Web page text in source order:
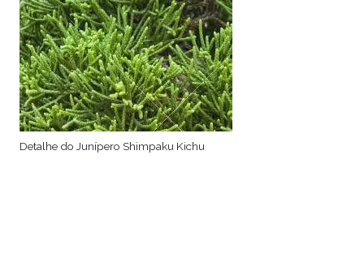
Detalhe do Junípero Shimpaku Kichu